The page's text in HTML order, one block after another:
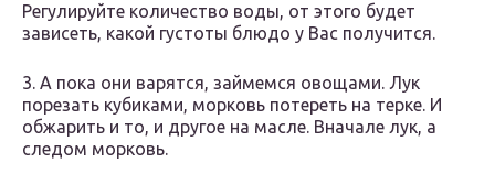
Регулируйте количество воды, от этого будет
зависеть, какой густоты блюдо у Вас получится.
3. А пока они варятся, займемся овощами. Лук
порезать кубиками, морковь потереть на терке. И
обжарить и то, и другое на масле. Вначале лук, а
следом морковь.